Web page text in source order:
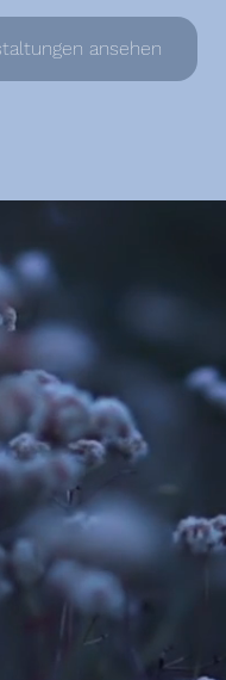
ansehen